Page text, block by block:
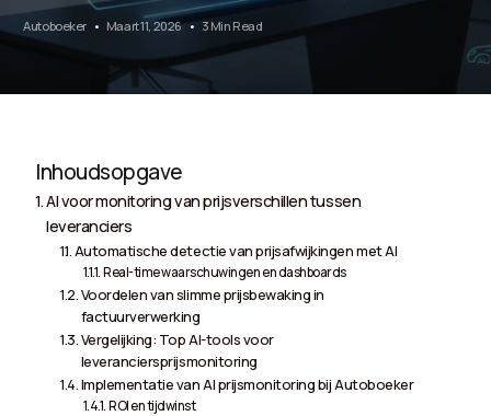
Autoboeker Maart 11, 2026 3 Min Read
Inhoudsopgave
AI voor monitoring van prijsverschillen tussen
leveranciers
Automatische detectie van prijsafwijkingen met AI
Real-time waarschuwingen en dashboards
Voordelen van slimme prijsbewaking in
factuurverwerking
Vergelijking: Top AI-tools voor
leveranciersprijsmonitoring
Implementatie van AI prijsmonitoring bij Autoboeker
ROI en tijdwinst